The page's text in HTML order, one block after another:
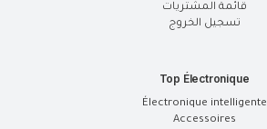
قائمة المشتريات
تسجيل الخروج
Top Électronique
Électronique intelligente
Accessoires